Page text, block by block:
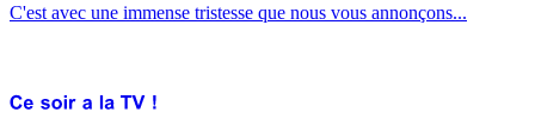
C'est avec une immense tristesse que nous vous annonçons...